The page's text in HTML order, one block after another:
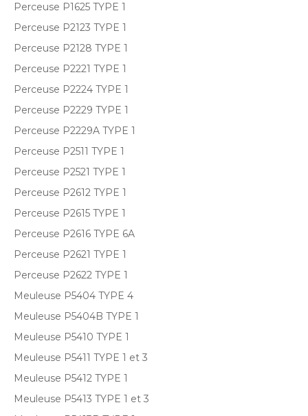
Perceuse P1625 TYPE 1
Perceuse P2123 TYPE 1
Perceuse P2128 TYPE 1
Perceuse P2221 TYPE 1
Perceuse P2224 TYPE 1
Perceuse P2229 TYPE 1
Perceuse P2229A TYPE 1
Perceuse P2511 TYPE 1
Perceuse P2521 TYPE 1
Perceuse P2612 TYPE 1
Perceuse P2615 TYPE 1
Perceuse P2616 TYPE 6A
Perceuse P2621 TYPE 1
Perceuse P2622 TYPE 1
Meuleuse P5404 TYPE 4
Meuleuse P5404B TYPE 1
Meuleuse P5410 TYPE 1
Meuleuse P5411 TYPE 1 et 3
Meuleuse P5412 TYPE 1
Meuleuse P5413 TYPE 1 et 3